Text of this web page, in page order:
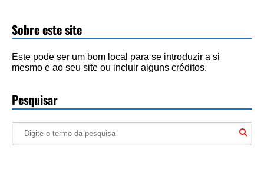
Sobre este site
Este pode ser um bom local para se introduzir a si
mesmo e ao seu site ou incluir alguns créditos.
Pesquisar